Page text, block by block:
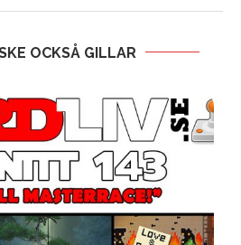
OCKSÅ GILLAR